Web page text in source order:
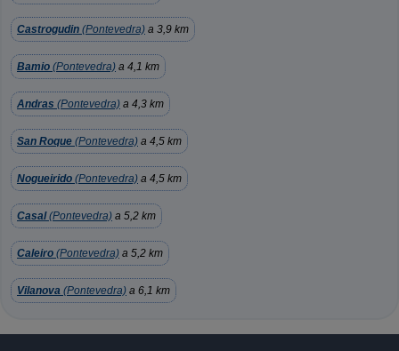
Castrogudin (Pontevedra) a 3,9 km
Bamio (Pontevedra) a 4,1 km
Andras (Pontevedra) a 4,3 km
San Roque (Pontevedra) a 4,5 km
Nogueirido (Pontevedra) a 4,5 km
Casal(Pontevedra) a 5,2 km
Caleiro (Pontevedra) a 5,2 km
Vilanova (Pontevedra) a 6,1 km